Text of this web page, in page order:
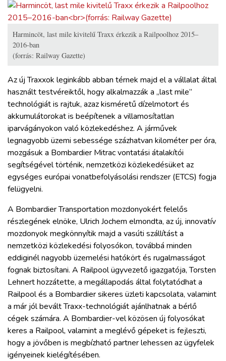
Harmincöt, last mile kivitelű Traxx érkezik a Railpoolhoz 2015–
2016-ban
(forrás: Railway Gazette)
Az új Traxxok leginkább abban térnek majd el a vállalat által
használt testvéreiktől, hogy alkalmazzák a „last mile”
technológiát is rajtuk, azaz kisméretű dízelmotort és
akkumulátorokat is beépítenek a villamosítatlan
iparvágányokon való közlekedéshez. A járművek
legnagyobb üzemi sebessége százhatvan kilométer per óra,
mozgásuk a Bombardier Mitrac vontatási átalakítói
segítségével történik, nemzetközi közlekedésüket az
egységes európai vonatbefolyásolási rendszer (ETCS) fogja
felügyelni.
A Bombardier Transportation mozdonyokért felelős
részlegének elnöke, Ulrich Jochem elmondta, az új, innovatív
mozdonyok megkönnyítik majd a vasúti szállítást a
nemzetközi közlekedési folyosókon, továbbá minden
eddiginél nagyobb üzemelési hatókört és rugalmasságot
fognak biztosítani. A Railpool ügyvezető igazgatója, Torsten
Lehnert hozzátette, a megállapodás által folytatódhat a
Railpool és a Bombardier sikeres üzleti kapcsolata, valamint
a már jól bevált Traxx-technológiát ajánlhatnak a bérlő
cégek számára. A Bombardier-vel közösen új folyosókat
keres a Railpool, valamint a meglévő gépeket is fejleszti,
hogy a jövőben is megbízható partner lehessen az ügyfelek
igényeinek kielégítésében.